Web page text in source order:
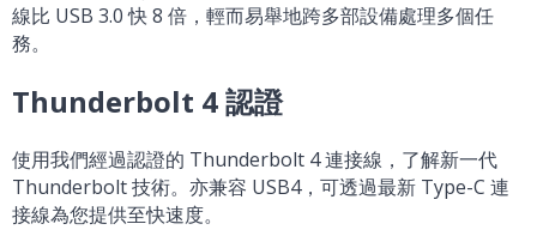
線比 USB 3.0 快 8 倍，輕而易舉地跨多部設備處理多個任
務。
Thunderbolt 4 認證
使用我們經過認證的 Thunderbolt 4 連接線，了解新一代
Thunderbolt 技術。亦兼容 USB4，可透過最新 Type-C 連
接線為您提供至快速度。